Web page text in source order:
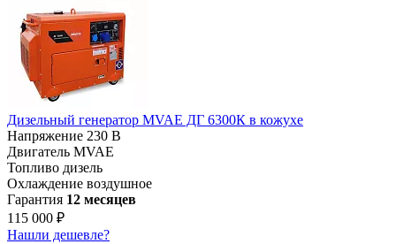
Дизельный генератор MVAE ДГ 6300К в кожухе
Напряжение 230 В
Двигатель MVAE
Топливо дизель
Охлаждение воздушное
Гарантия 12 месяцев
115 000 ₽
Нашли дешевле?